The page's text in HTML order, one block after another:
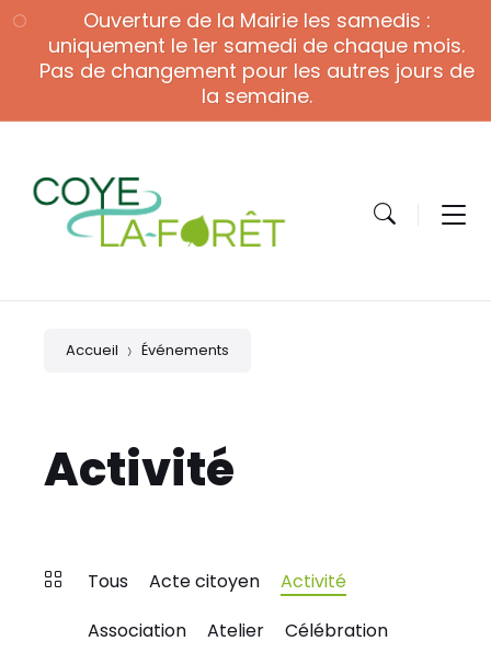
to
content
to
navigation
to
footer
Ouverture de la Mairie les samedis :
uniquement le 1er samedi de chaque mois.
Pas de changement pour les autres jours de
la semaine.
Accueil Événements
Activité
Tous Acte citoyen
Activité
Association
Atelier
Célébration